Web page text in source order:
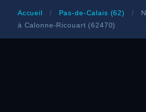
Accueil / Pas-de-Calais (62) /
à Calonne-Ricouart (62470)